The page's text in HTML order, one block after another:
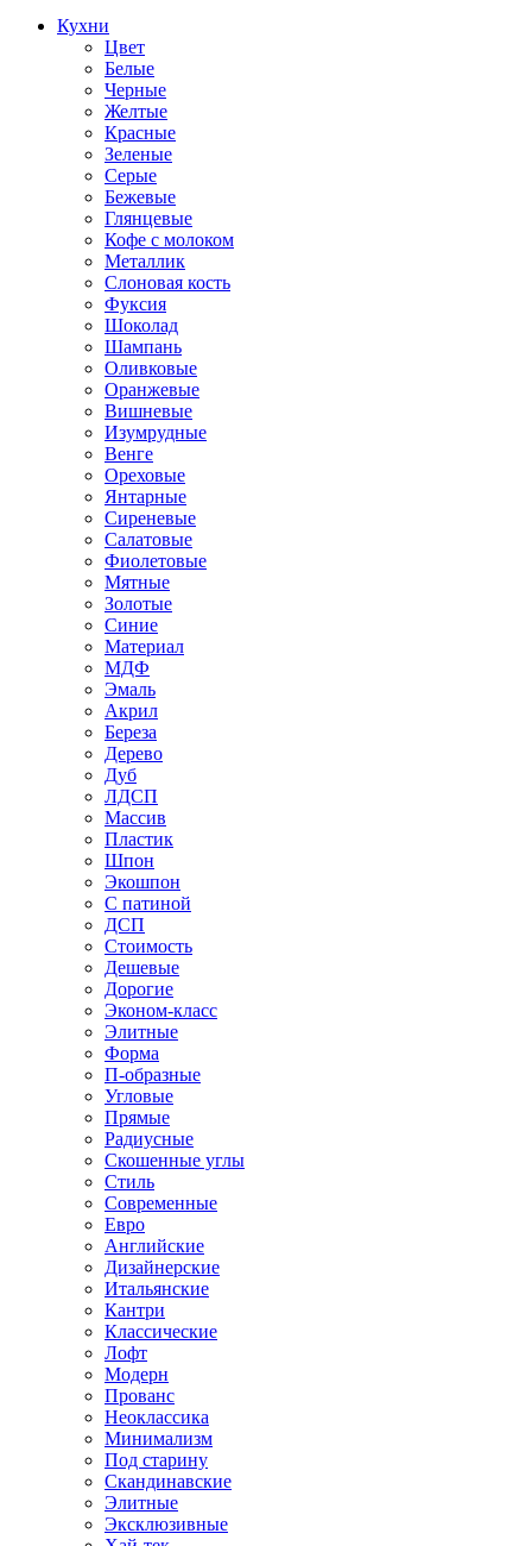
Кухни
Цвет
Белые
Черные
Желтые
Красные
Зеленые
Серые
Бежевые
Глянцевые
Кофе с молоком
Металлик
Слоновая кость
Фуксия
Шоколад
Шампань
Оливковые
Оранжевые
Вишневые
Изумрудные
Венге
Ореховые
Янтарные
Сиреневые
Салатовые
Фиолетовые
Мятные
Золотые
Синие
Материал
МДФ
Эмаль
Акрил
Береза
Дерево
Дуб
ЛДСП
Массив
Пластик
Шпон
Экошпон
С патиной
ДСП
Стоимость
Дешевые
Дорогие
Эконом-класс
Элитные
Форма
П-образные
Угловые
Прямые
Радиусные
Скошенные углы
Стиль
Современные
Евро
Английские
Дизайнерские
Итальянские
Кантри
Классические
Лофт
Модерн
Прованс
Неоклассика
Минимализм
Под старину
Скандинавские
Элитные
Эксклюзивные